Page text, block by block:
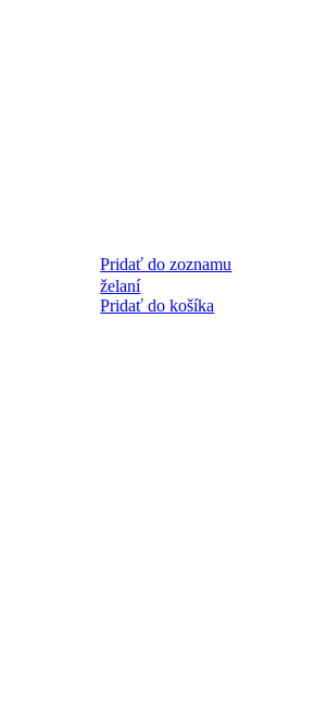
Pridať do zoznamu
želaní
Pridať do košíka